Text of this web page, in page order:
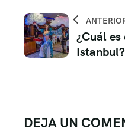
¿Cuál
Istanbul?
DEJA UN